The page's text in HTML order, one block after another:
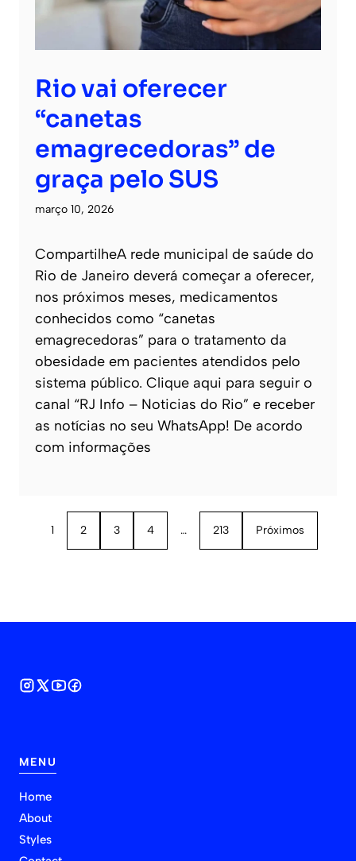
Rio vai oferecer
“canetas
emagrecedoras” de
graça pelo SUS
março 10, 2026
CompartilheA rede municipal de saúde do
Rio de Janeiro deverá começar a oferecer,
nos próximos meses, medicamentos
conhecidos como “canetas
emagrecedoras” para o tratamento da
obesidade em pacientes atendidos pelo
sistema público. Clique aqui para seguir o
canal “RJ Info – Noticias do Rio” e receber
as notícias no seu WhatsApp! De acordo
com informações
1 2 3 4 … 213 Próximos
MENU
Home
About
Styles